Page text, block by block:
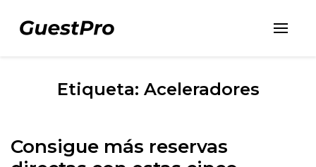
Etiqueta: Aceleradores
Consigue más reservas